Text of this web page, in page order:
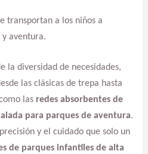
transportan a los niños a
y aventura.
la diversidad de necesidades,
las clásicas de trepa hasta
las redes absorbentes de
para parques de aventura.
y el cuidado que solo un
de parques infantiles de alta